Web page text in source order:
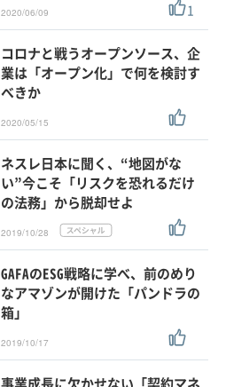
2020/06/09 1
コロナと戦うオープンソース、企
業は「オープン化」で何を検討す
べきか
2020/05/15
ネスレ日本に聞く、“地図がな
い”今こそ「リスクを恐れるだけ
の法務」から脱却せよ
2019/10/28
GAFAのESG戦略に学べ、前のめり
なアマゾンが開けた「パンドラの
箱」
2019/10/17